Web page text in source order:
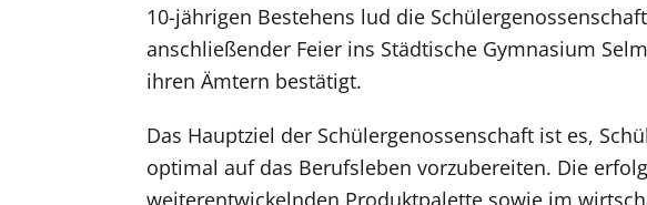
10-jährigen Bestehens lud die
anschließender Feier ins Städtische Gymnasium
ihren Ämtern bestätigt.
Das Hauptziel der Schülergenossenschaft ist es,
optimal auf das Berufsleben vorzubereiten. Die
weiterentwickelnden Produktpalette sowie im